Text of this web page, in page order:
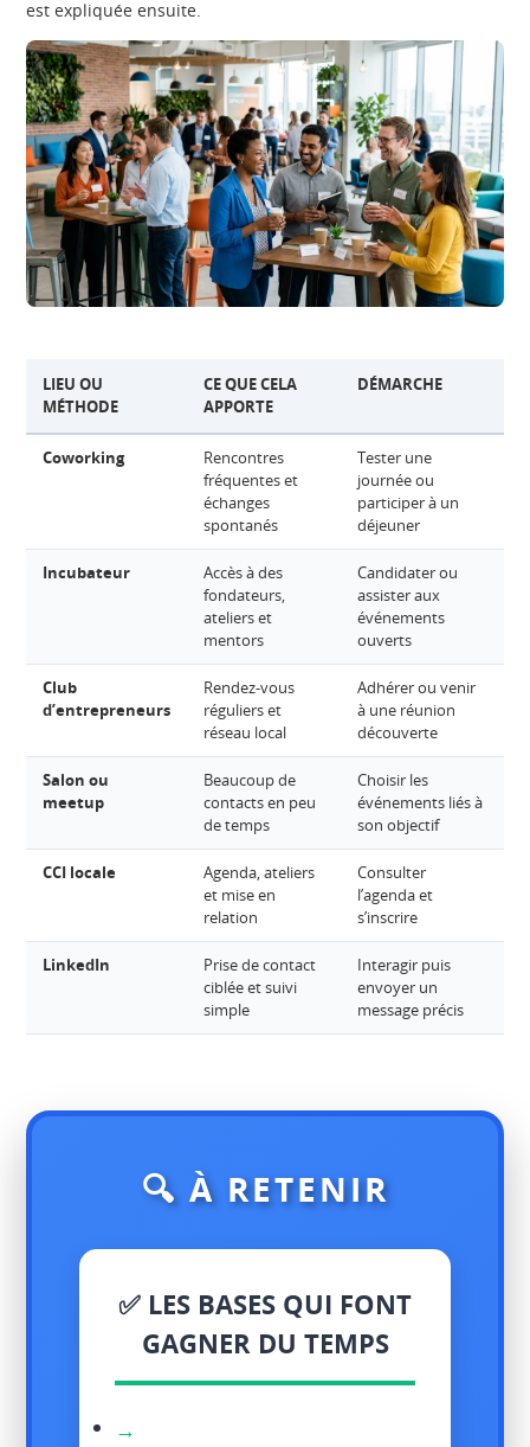
est expliquée ensuite.
LIEU OU
MÉTHODE
CE QUE CELA
APPORTE
DÉMARCHE
Coworking
Rencontres
fréquentes et
échanges
spontanés
Tester une
journée ou
participer à un
déjeuner
Incubateur
Accès à des
fondateurs,
ateliers et
mentors
Candidater ou
assister aux
événements
ouverts
Club
d’entrepreneurs
Rendez-vous
réguliers et
réseau local
Adhérer ou venir
à une réunion
découverte
Salon ou
meetup
Beaucoup de
contacts en peu
de temps
Choisir les
événements liés à
son objectif
CCI locale
Agenda, ateliers
et mise en
relation
Consulter
l’agenda et
s’inscrire
LinkedIn
Prise de contact
ciblée et suivi
simple
Interagir puis
envoyer un
message précis
🔍 À RETENIR
✅ LES BASES QUI FONT
GAGNER DU TEMPS
→